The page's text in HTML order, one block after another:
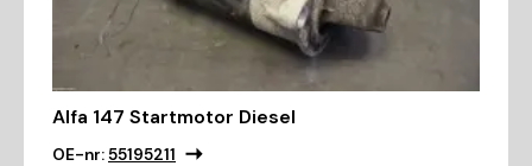
Alfa 147 Startmotor Diesel
OE-nr:55195211